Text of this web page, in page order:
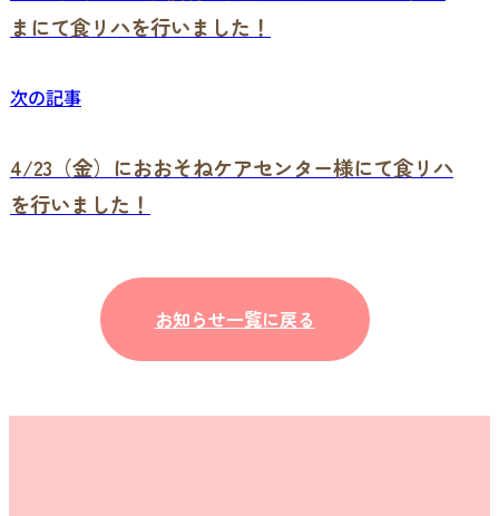
まにて食リハを行いました！
次の記事
4/23（金）におおそねケアセンター様にて食リハ
を行いました！
お知らせ一覧に戻る